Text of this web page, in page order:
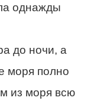
однажды
до ночи, а
моря полно
из моря всю